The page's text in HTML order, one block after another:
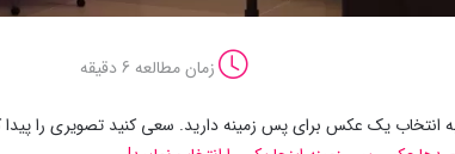
زمان مطالعه 6 دقیقه
انتخاب یک عکس برای پس زمینه دارید. سعی کنید تصویری را